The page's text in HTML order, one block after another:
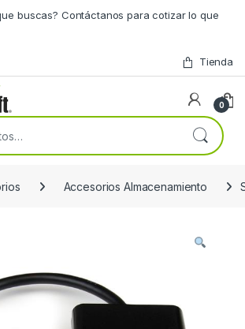
buscas? Contáctanos para cotizar lo que
Tienda
0
Accesorios Almacenamiento